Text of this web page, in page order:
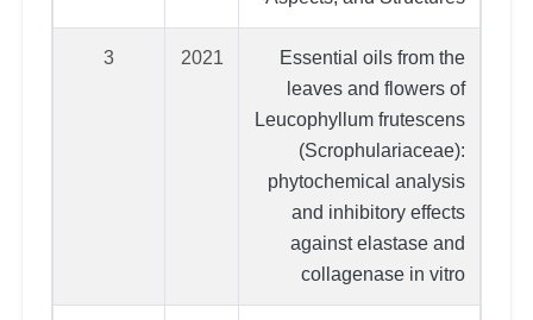
Essential oils from the
leaves and flowers of
Leucophyllum frutescens
(Scrophulariaceae):
phytochemical analysis
and inhibitory effects
against elastase and
collagenase in vitro
2021
3